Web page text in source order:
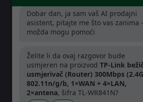
RADNO VRIJEME
Pet: 08:30 - 16:00h
Dobar dan, ja sam vaš AI prodajni
asistent, pitajte me što vas zanima -
možda mogu pomoći
Želite li da ovaj razgovor bude
usmjeren na proizvod TP-Link
usmjerivač (Router) 300Mbps
802.11n/g/b, 1×WAN + 4×LAN,
2×antena, šifra TL-WR841N?